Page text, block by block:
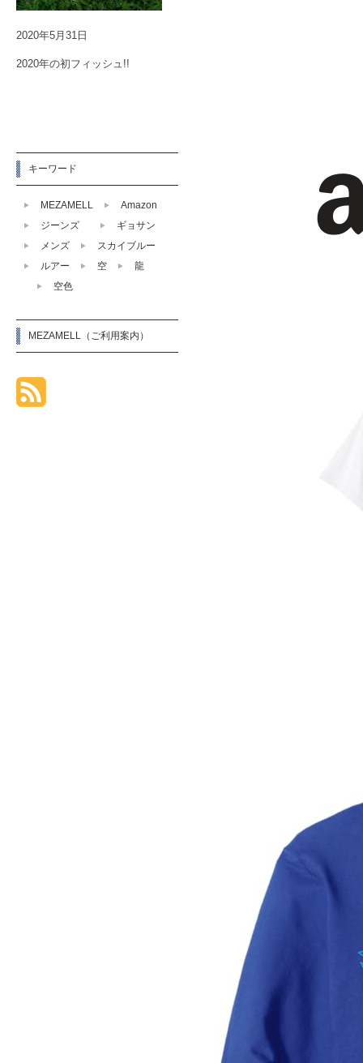
2020年5月31日
2020年の初フィッシュ!!
キーワード
MEZAMELL
Amazon
ジーンズ
ギョサン
メンズ
スカイブルー
ルアー
空
龍
空色
MEZAMELL（ご利用案内）